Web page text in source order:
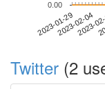
2023-01-292023-02-04
2023-
0.00
Twitter (2